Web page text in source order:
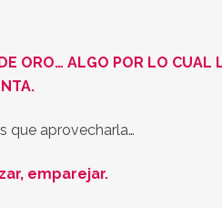
ORO… ALGO POR LO CUAL
que aprovecharla…
emparejar.